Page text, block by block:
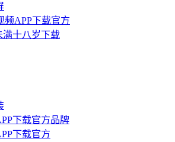
频APP下载官方
满十八岁下载
下载官方品牌
下载官方